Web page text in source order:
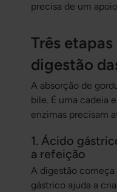
precisa de um
Três
digestão
A absorção de
bile. É uma cadeia
enzimas precisam
1. Ácido
a refeição
A digestão
gástrico ajuda a